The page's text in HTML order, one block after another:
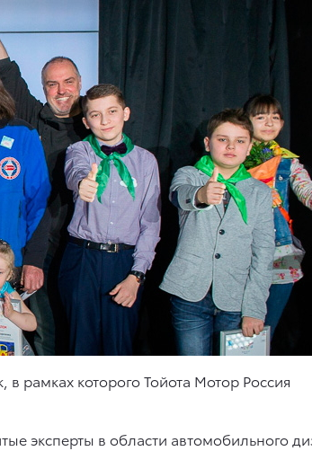
рамках которого Тойота Мотор Россия
эксперты в области автомобильного